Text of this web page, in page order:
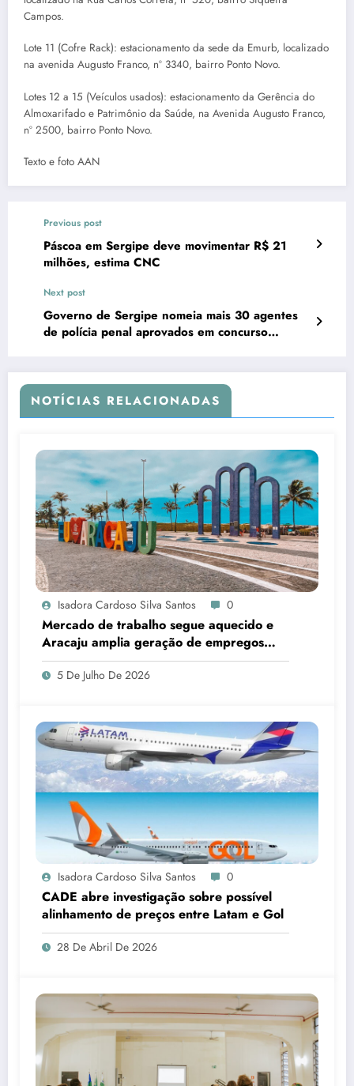
Campos.
Lote 11 (Cofre Rack): estacionamento da sede da Emurb, localizado
na avenida Augusto Franco, nº 3340, bairro Ponto Novo.
Lotes 12 a 15 (Veículos usados): estacionamento da Gerência do
Almoxarifado e Patrimônio da Saúde, na Avenida Augusto Franco,
nº 2500, bairro Ponto Novo.
Texto e foto AAN
Previous post
Páscoa em Sergipe deve movimentar R$ 21
milhões, estima CNC
Next post
Governo de Sergipe nomeia mais 30 agentes
de polícia penal aprovados em concurso
NOTÍCIAS RELACIONADAS
Isadora Cardoso Silva Santos 0
Mercado de trabalho segue aquecido e
Aracaju amplia geração de empregos
formais
5 De Julho De 2026
Isadora Cardoso Silva Santos 0
CADE abre investigação sobre possível
alinhamento de preços entre Latam e Gol
28 De Abril De 2026